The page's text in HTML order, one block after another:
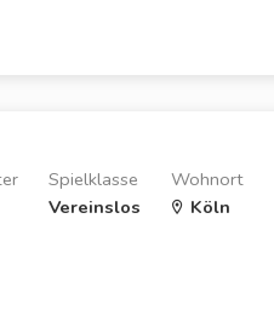
Wohnort
Köln
Spielklasse
Vereinslos